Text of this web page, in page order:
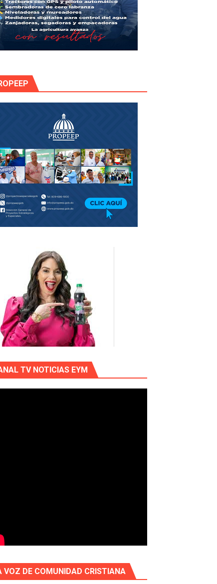
TV NOTICIAS EYM
VOZ DE COMUNIDAD CRISTIANA